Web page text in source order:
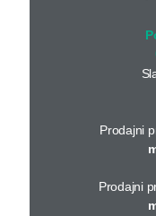
Prodajni
Prodajni